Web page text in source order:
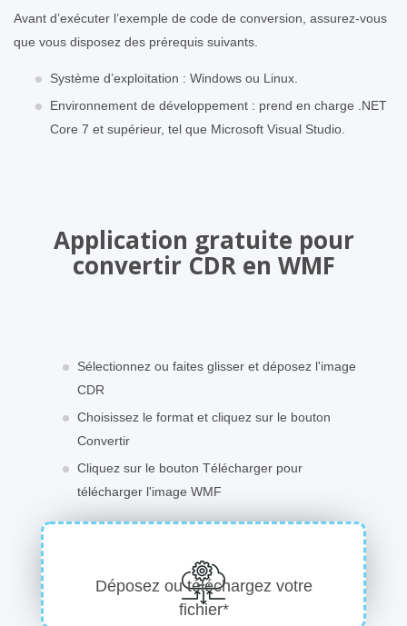
Avant d’exécuter l’exemple de code de conversion, assurez-vous
que vous disposez des prérequis suivants.
Système d’exploitation : Windows ou Linux.
Environnement de développement : prend en charge .NET
Core 7 et supérieur, tel que Microsoft Visual Studio.
Application gratuite pour
convertir CDR en WMF
Sélectionnez ou faites glisser et déposez l'image
CDR
Choisissez le format et cliquez sur le bouton
Convertir
Cliquez sur le bouton Télécharger pour
télécharger l'image WMF
Déposez ou téléchargez votre
fichier*